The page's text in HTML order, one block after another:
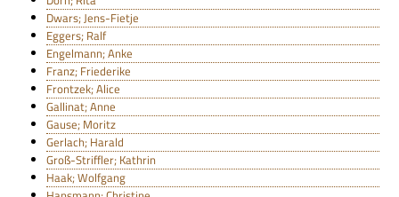
Dwars; Jens-Fietje
Eggers; Ralf
Engelmann; Anke
Franz; Friederike
Frontzek; Alice
Gallinat; Anne
Gause; Moritz
Gerlach; Harald
Groß-Striffler; Kathrin
Haak; Wolfgang